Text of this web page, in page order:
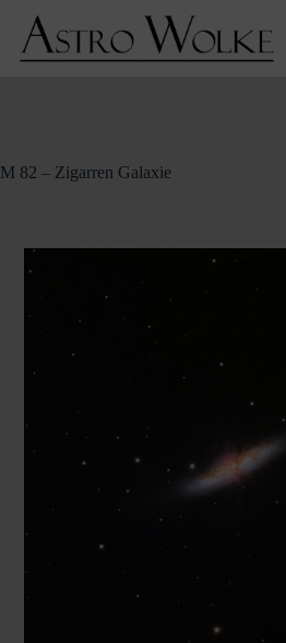
Inhalt
springen
M 82 – Zigarren Galaxie